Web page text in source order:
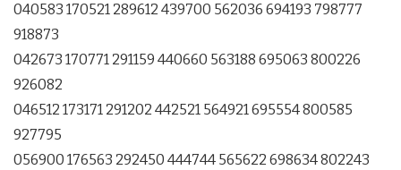
040583 170521 289612 439700 562036 694193 798777
918873
042673 170771 291159 440660 563188 695063 800226
926082
046512 173171 291202 442521 564921 695554 800585
927795
056900 176563 292450 444744 565622 698634 802243